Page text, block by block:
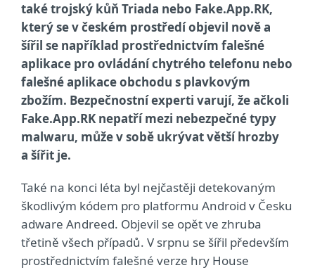
také trojský kůň Triada nebo Fake.App.RK,
který se v českém prostředí objevil nově a
šířil se například prostřednictvím falešné
aplikace pro ovládání chytrého telefonu nebo
falešné aplikace obchodu s plavkovým
zbožím. Bezpečnostní experti varují, že ačkoli
Fake.App.RK nepatří mezi nebezpečné typy
malwaru, může v sobě ukrývat větší hrozby
a šířit je.
Také na konci léta byl nejčastěji detekovaným
škodlivým kódem pro platformu Android v Česku
adware Andreed. Objevil se opět ve zhruba
třetině všech případů. V srpnu se šířil především
prostřednictvím falešné verze hry House